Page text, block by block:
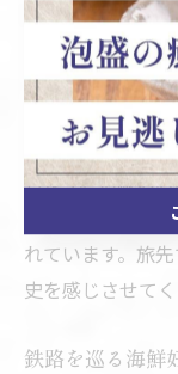
理に鰹節の風味
く感じることが
例えば、熊本の
は、鰹節のだし
します。沿線の
グルメも多く、
れています。旅
史を感じさせて
鉄路を巡る海鮮